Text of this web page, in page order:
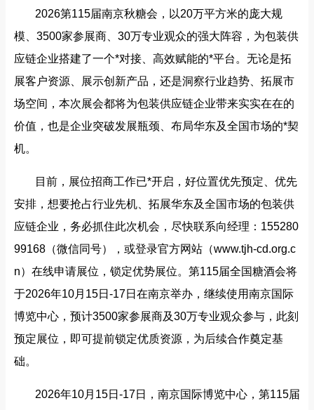
2026第115届南京秋糖会，以20万平方米的庞大规
模、3500家参展商、30万专业观众的强大阵容，为包装供
应链企业搭建了一个*对接、高效赋能的*平台。无论是拓
展客户资源、展示创新产品，还是洞察行业趋势、拓展市
场空间，本次展会都将为包装供应链企业带来实实在在的
价值，也是企业突破发展瓶颈、布局华东及全国市场的*契
机。
目前，展位招商工作已*开启，好位置优先预定、优先
安排，想要抢占行业先机、拓展华东及全国市场的包装供
应链企业，务必抓住此次机会，尽快联系向经理：155280
99168（微信同号），或登录官方网站（www.tjh-cd.org.c
n）在线申请展位，锁定优势展位。第115届全国糖酒会将
于2026年10月15日-17日在南京举办，继续使用南京国际
博览中心，预计3500家参展商及30万专业观众参与，此刻
预定展位，即可提前锁定优质资源，为后续合作奠定基
础。
2026年10月15日-17日，南京国际博览中心，第115届